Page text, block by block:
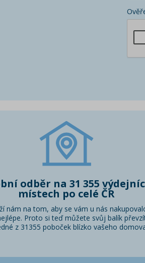
odběr na 31 355
místech po celé ČR
nám na tom, aby se vám u nás
Proto si teď můžete svůj balík
z 31355 poboček blízko vašeho